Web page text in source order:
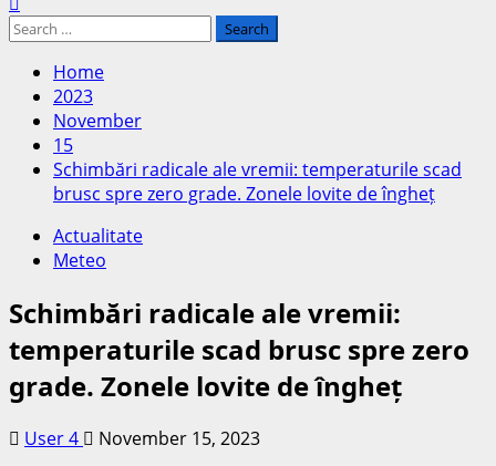
Search
Home
2023
November
15
Schimbări radicale ale vremii: temperaturile scad
brusc spre zero grade. Zonele lovite de îngheț
Actualitate
Meteo
Schimbări radicale ale vremii:
temperaturile scad brusc spre zero
grade. Zonele lovite de îngheț
User 4
November 15, 2023